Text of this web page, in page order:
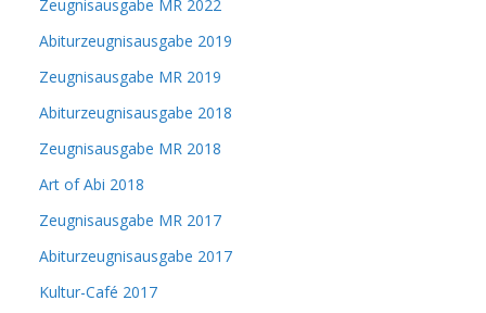
Zeugnisausgabe MR 2022
Abiturzeugnisausgabe 2019
Zeugnisausgabe MR 2019
Abiturzeugnisausgabe 2018
Zeugnisausgabe MR 2018
Art of Abi 2018
Zeugnisausgabe MR 2017
Abiturzeugnisausgabe 2017
Kultur-Café 2017